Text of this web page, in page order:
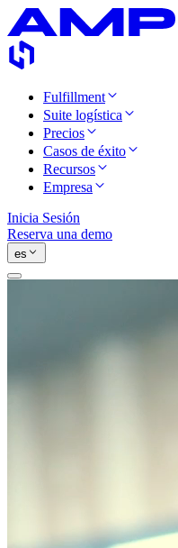
Fulfillment
Suite logística
Precios
Casos de éxito
Recursos
Empresa
Inicia Sesión
Reserva una demo
es